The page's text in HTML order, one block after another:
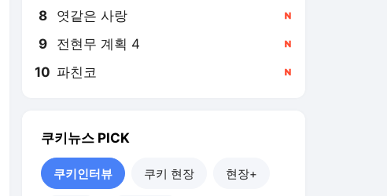
8 엿같은 사랑
9 전현무 계획 4
10 파친코
쿠키뉴스 PICK
쿠키인터뷰 쿠키 현장 현장+